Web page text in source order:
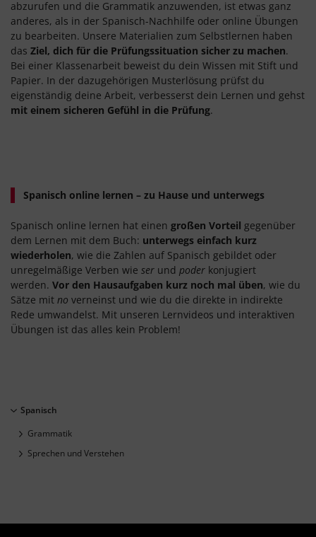
abzurufen und die Grammatik anzuwenden, ist etwas ganz
anderes, als in der Spanisch-Nachhilfe oder online Übungen
zu bearbeiten. Unsere Materialien zum Selbstlernen haben
das Ziel, dich für die Prüfungssituation sicher zu machen.
Bei einer Klassenarbeit beweist du dein Wissen mit Stift und
Papier. In der dazugehörigen Musterlösung prüfst du
eigenständig deine Arbeit, verbesserst dein Lernen und gehst
mit einem sicheren Gefühl in die Prüfung.
Spanisch online lernen – zu Hause und unterwegs
Spanisch online lernen hat einen großen Vorteil gegenüber
dem Lernen mit dem Buch: unterwegs einfach kurz
wiederholen, wie die Zahlen auf Spanisch gebildet oder
unregelmäßige Verben wie ser und poder konjugiert
werden. Vor den Hausaufgaben kurz noch mal üben, wie du
Sätze mit no verneinst und wie du die direkte in indirekte
Rede umwandelst. Mit unseren Lernvideos und interaktiven
Übungen ist das alles kein Problem!
Spanisch
Grammatik
Sprechen und Verstehen